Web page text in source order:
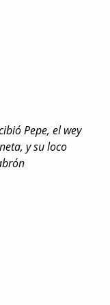
Pepe, el wey
y su loco